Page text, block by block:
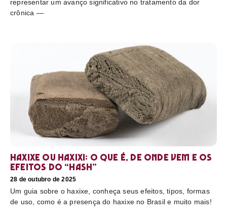
representar um avanço significativo no tratamento da dor
crônica —
Haxixe ou Haxixi: o que é, de onde vem e os
efeitos do “hash”
28 de outubro de 2025
Um guia sobre o haxixe, conheça seus efeitos, tipos, formas
de uso, como é a presença do haxixe no Brasil e muito mais!